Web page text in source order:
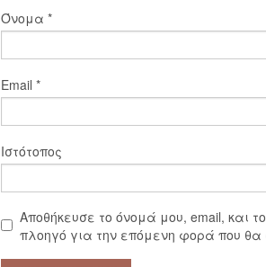
Όνομα *
Email *
Ιστότοπος
Αποθήκευσε το όνομά μου, email, και
πλοηγό για την επόμενη φορά που